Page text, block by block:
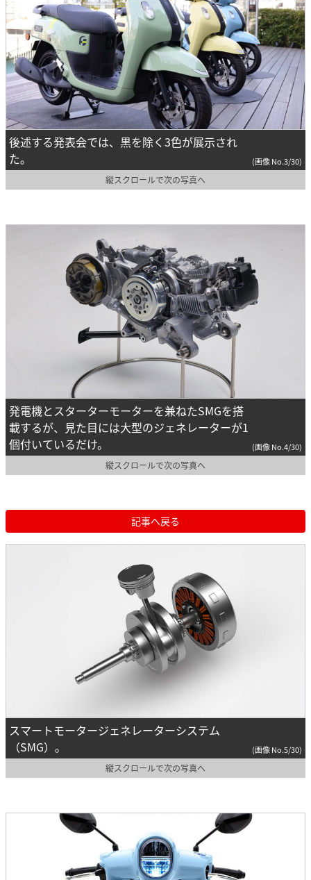
後述する発表会では、黒を除く3色が展示され
た。
(画像 No.3/30)
縦スクロールで次の写真へ
発電機とスターターモーターを兼ねたSMGを搭
載するが、見た目には大型のジェネレーターが1
個付いているだけ。
(画像 No.4/30)
縦スクロールで次の写真へ
記事へ戻る
スマートモータージェネレーターシステム
（SMG）。
(画像 No.5/30)
縦スクロールで次の写真へ